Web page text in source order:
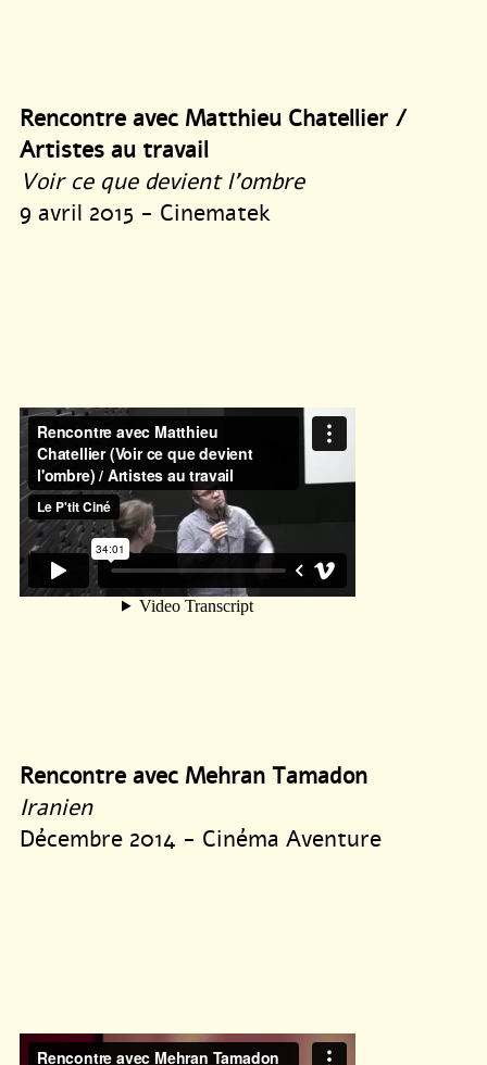
Rencontre avec Matthieu Chatellier /
Artistes au travail
Voir ce que devient l’ombre
9 avril 2015 - Cinematek
Rencontre avec Mehran Tamadon
Iranien
Décembre 2014 - Cinéma Aventure